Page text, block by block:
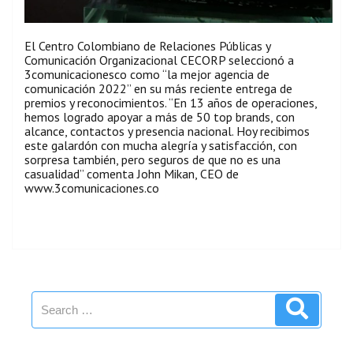
El Centro Colombiano de Relaciones Públicas y
Comunicación Organizacional CECORP seleccionó a
3comunicacionesco como “la mejor agencia de
comunicación 2022” en su más reciente entrega de
premios y reconocimientos. “En 13 años de operaciones,
hemos logrado apoyar a más de 50 top brands, con
alcance, contactos y presencia nacional. Hoy recibimos
este galardón con mucha alegría y satisfacción, con
sorpresa también, pero seguros de que no es una
casualidad” comenta John Mikan, CEO de
www.3comunicaciones.co